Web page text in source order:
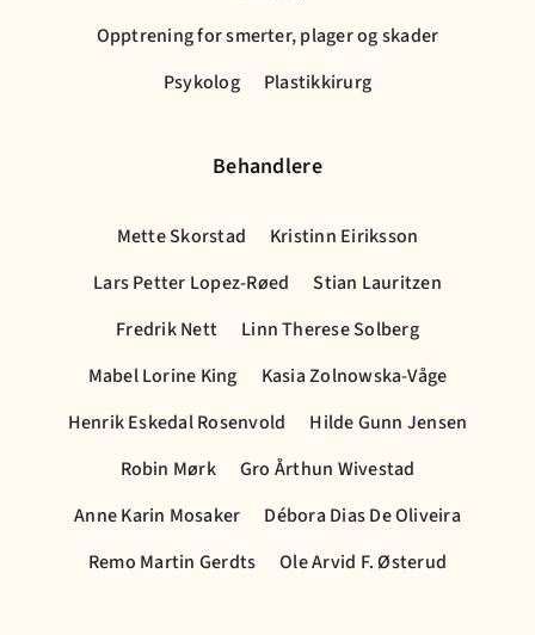
Opptrening for smerter, plager og skader
Psykolog
Plastikkirurg
Behandlere
Mette Skorstad
Kristinn Eiriksson
Lars Petter Lopez-Røed
Stian Lauritzen
Fredrik Nett
Linn Therese Solberg
Mabel Lorine King
Kasia Zolnowska-Våge
Henrik Eskedal Rosenvold
Hilde Gunn Jensen
Robin Mørk
Gro Årthun Wivestad
Anne Karin Mosaker
Débora Dias De Oliveira
Remo Martin Gerdts
Ole Arvid F. Østerud